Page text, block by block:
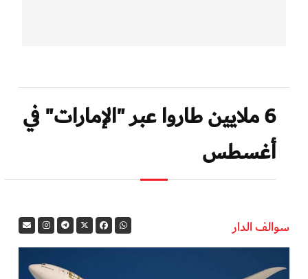
6 ملايين طاروا عبر "الإمارات" في
أغسطس
سوالف الدار